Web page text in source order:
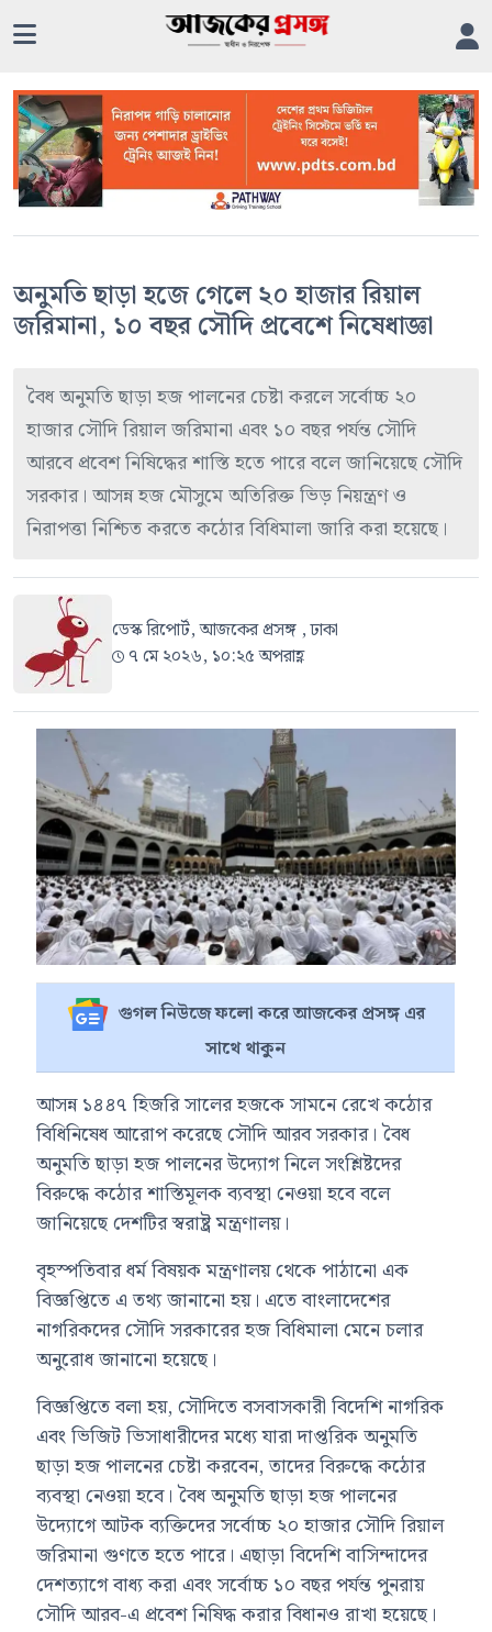
অনুমতি ছাড়া হজে গেলে ২০ হাজার রিয়াল
জরিমানা, ১০ বছর সৌদি প্রবেশে নিষেধাজ্ঞা
বৈধ অনুমতি ছাড়া হজ পালনের চেষ্টা করলে সর্বোচ্চ ২০
হাজার সৌদি রিয়াল জরিমানা এবং ১০ বছর পর্যন্ত সৌদি
আরবে প্রবেশ নিষিদ্ধের শাস্তি হতে পারে বলে জানিয়েছে সৌদি
সরকার। আসন্ন হজ মৌসুমে অতিরিক্ত ভিড় নিয়ন্ত্রণ ও
নিরাপত্তা নিশ্চিত করতে কঠোর বিধিমালা জারি করা হয়েছে।
ডেস্ক রিপোর্ট, আজকের প্রসঙ্গ , ঢাকা
৭ মে ২০২৬, ১০:২৫ অপরাহ্ণ
গুগল নিউজে ফলো করে আজকের প্রসঙ্গ এর
সাথে থাকুন
আসন্ন ১৪৪৭ হিজরি সালের হজকে সামনে রেখে কঠোর
বিধিনিষেধ আরোপ করেছেসৌদি আরবসরকার। বৈধ
অনুমতি ছাড়া হজ পালনের উদ্যোগ নিলে সংশ্লিষ্টদের
বিরুদ্ধে কঠোর শাস্তিমূলক ব্যবস্থা নেওয়া হবে বলে
জানিয়েছে দেশটির স্বরাষ্ট্র মন্ত্রণালয়।
বৃহস্পতিবারধর্ম বিষয়ক মন্ত্রণালয়থেকে পাঠানো এক
বিজ্ঞপ্তিতে এ তথ্য জানানো হয়। এতে বাংলাদেশের
নাগরিকদের সৌদি সরকারের হজ বিধিমালা মেনে চলার
অনুরোধ জানানো হয়েছে।
বিজ্ঞপ্তিতে বলা হয়, সৌদিতে বসবাসকারী বিদেশি নাগরিক
এবং ভিজিট ভিসাধারীদের মধ্যে যারা দাপ্তরিক অনুমতি
ছাড়া হজ পালনের চেষ্টা করবেন, তাদের বিরুদ্ধে কঠোর
ব্যবস্থা নেওয়া হবে। বৈধ অনুমতি ছাড়া হজ পালনের
উদ্যোগে আটক ব্যক্তিদের সর্বোচ্চ ২০ হাজার সৌদি রিয়াল
জরিমানা গুণতে হতে পারে। এছাড়া বিদেশি বাসিন্দাদের
দেশত্যাগে বাধ্য করা এবং সর্বোচ্চ ১০ বছর পর্যন্ত পুনরায়
সৌদি আরব-এ প্রবেশ নিষিদ্ধ করার বিধানও রাখা হয়েছে।